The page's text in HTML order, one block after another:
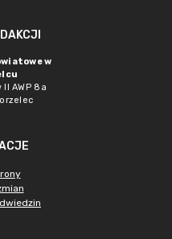
w
AWP 8a